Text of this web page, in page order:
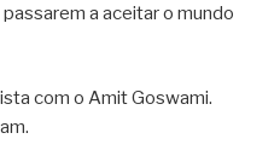
a aceitar o mundo
com o Amit Goswami.